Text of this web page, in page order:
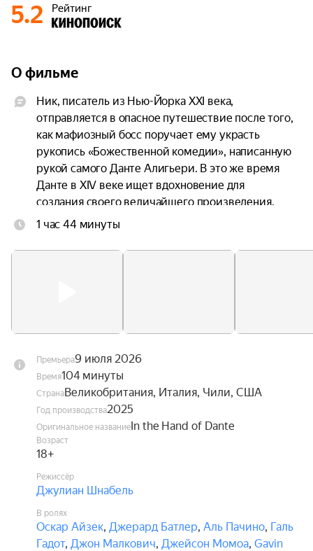
5.2 Рейтинг
О фильме
Ник, писатель из Нью-Йорка XXI века,
отправляется в опасное путешествие после того,
как мафиозный босс поручает ему украсть
рукопись «Божественной комедии», написанную
рукой самого Данте Алигьери. В это же время
Данте в XIV веке ищет вдохновение для
создания своего величайшего произведения.
Каждого из мужчин неосознанно связывает
красотой и божественным.
1 час 44 минуты
Премьера9 июля 2026
Время104 минуты
СтранаВеликобритания, Италия, Чили, США
Год производства2025
Оригинальное названиеIn the Hand of Dante
Возраст
18+
Режиссёр
Джулиан Шнабель
В ролях
Оскар Айзек, Джерард Батлер, Аль Пачино, Галь
Гадот, Джон Малкович, Джейсон Момоа, Gavin